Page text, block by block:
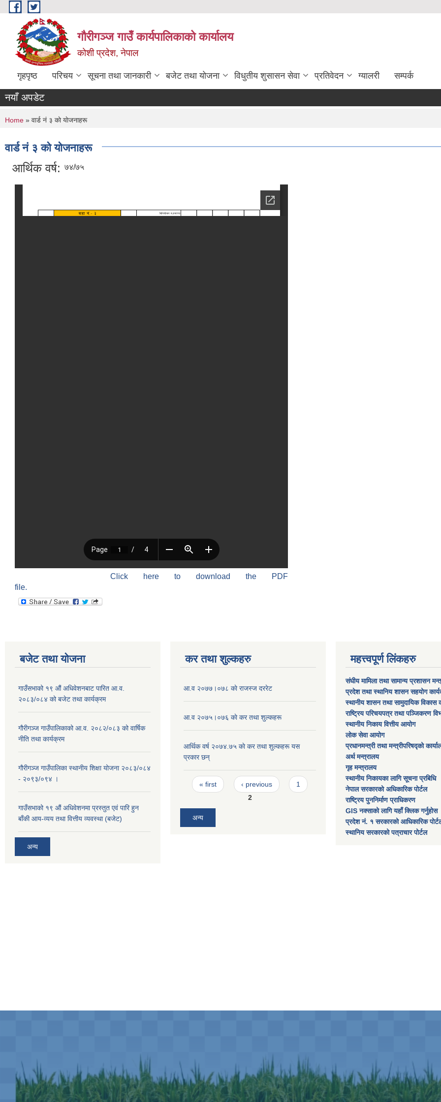
Skip to main content
गौरीगञ्‍ज गाउँ कार्यपालिकाको कार्यालय
कोशी प्रदेश, नेपाल
गृहपृष्ठ परिचय सूचना तथा जानकारी बजेट तथा योजना विधुतीय शुसासन सेवा प्रतिवेदन ग्यालरी सम्पर्क
नयाँ अपडेट
You are here
Home » वार्ड नं ३ काे याेजनाहरू
वार्ड नं ३ काे याेजनाहरू
आर्थिक वर्ष: ७४/७५
Click here to download the PDF
file.
बजेट तथा याेजना
गाउँसभाको १९ औं अधिवेशनबाट पारित आ.व.
२०८३/०८४ को बजेट तथा कार्यक्रम
गौरीगञ्ज गाउँपालिकाको आ.व. २०८२/०८३ को वार्षिक
नीति तथा कार्यक्रम
गौरीगञ्ज गाउँपालिका स्थानीय शिक्षा योजना २०८३/०८४
- २०९३/०९४ ।
गाउँसभाको १९ ‌औं अधिवेशनमा प्रस्तुत एवं पारि हुन
बाँकी आय-व्यय तथा वित्तीय व्यवस्था (बजेट)
अन्य
कर तथा शुल्कहरु
आ‍.व २०७७।०७८ काे राजस्ज दररेट
आ.व २०७५।०७६ काे कर तथा शुल्कहरू
आर्थिक वर्ष २०७४.७५ काे कर तथा शुल्कहरू यस
प्रकार छन्
Pages
« first ‹ previous
1
2
अन्य
महत्त्वपूर्ण लिंकहरु
संघीय मामिला तथा सामान्य प्रशासन
प्रदेश तथा स्थानिय शासन सहयोग
स्थानीय शासन तथा सामुदायिक विकास
राष्ट्रिय परिचयपत्र तथा पञ्जिकरण
स्थानीय निकाय वित्तीय आयोग
लोक सेवा आयोग
प्रधानमन्त्री तथा मन्त्रीपरिषद्को
अर्थ मन्त्रालय
गृह मन्त्रालय
स्थानीय निकायका लागि सूचना प्रबिधि
नेपाल सरकारको अधिकारिक पोर्टल
राष्ट्रिय पुननिर्माण प्राधिकरण
GIS नक्साको लागि यहाँ क्लिक गर्नुहोस
प्रदेश नं. १ सरकारको आधिकारिक
स्थानिय सरकारको पत्राचार पोर्टल